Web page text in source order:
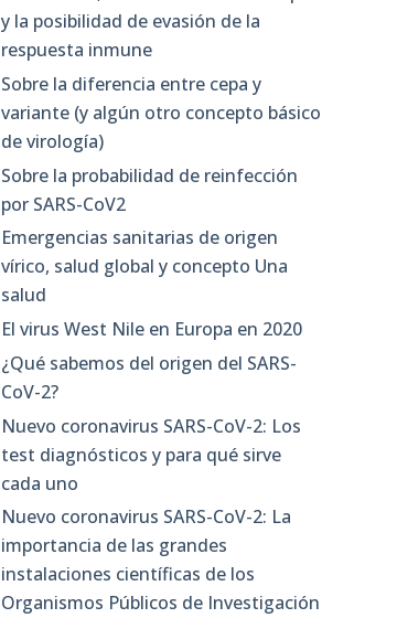
y la posibilidad de evasión de la
respuesta inmune
Sobre la diferencia entre cepa y
variante (y algún otro concepto básico
de virología)
Sobre la probabilidad de reinfección
por SARS-CoV2
Emergencias sanitarias de origen
vírico, salud global y concepto Una
salud
El virus West Nile en Europa en 2020
¿Qué sabemos del origen del SARS-
CoV-2?
Nuevo coronavirus SARS-CoV-2: Los
test diagnósticos y para qué sirve
cada uno
Nuevo coronavirus SARS-CoV-2: La
importancia de las grandes
instalaciones científicas de los
Organismos Públicos de Investigación